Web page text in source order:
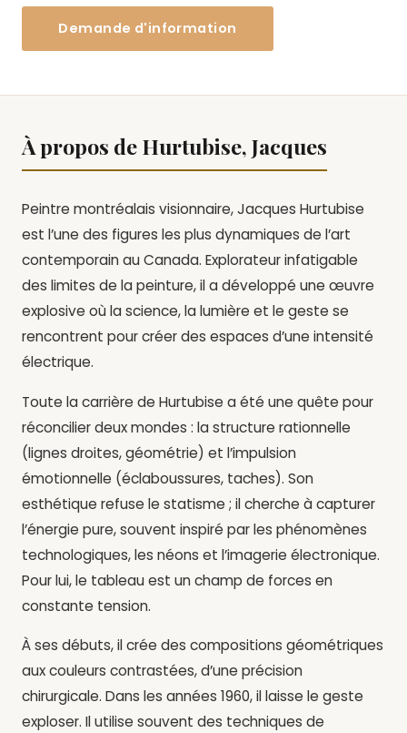
Demande d'information
À propos de Hurtubise, Jacques
Peintre montréalais visionnaire, Jacques Hurtubise
est l’une des figures les plus dynamiques de l’art
contemporain au Canada. Explorateur infatigable
des limites de la peinture, il a développé une œuvre
explosive où la science, la lumière et le geste se
rencontrent pour créer des espaces d’une intensité
électrique.
Toute la carrière de Hurtubise a été une quête pour
réconcilier deux mondes : la structure rationnelle
(lignes droites, géométrie) et l’impulsion
émotionnelle (éclaboussures, taches). Son
esthétique refuse le statisme ; il cherche à capturer
l’énergie pure, souvent inspiré par les phénomènes
technologiques, les néons et l’imagerie électronique.
Pour lui, le tableau est un champ de forces en
constante tension.
À ses débuts, il crée des compositions géométriques
aux couleurs contrastées, d’une précision
chirurgicale. Dans les années 1960, il laisse le geste
exploser. Il utilise souvent des techniques de